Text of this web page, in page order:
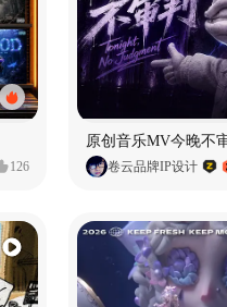
126 卷云品牌IP设计